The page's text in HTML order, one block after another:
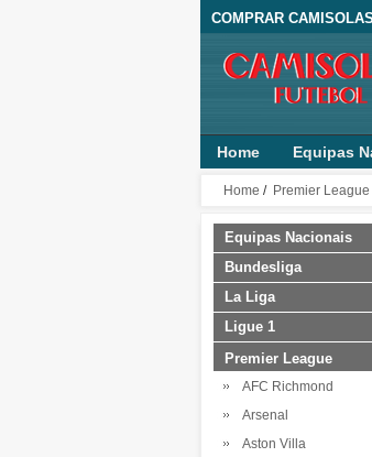
COMPRAR
Home Equipas
Home / Premier League
Equipas Nacionais
Bundesliga
La Liga
Ligue 1
Premier League
AFC Richmond
Arsenal
Aston Villa